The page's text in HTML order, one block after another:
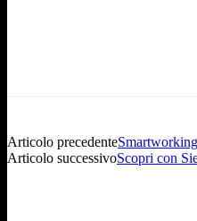
Articolo precedente
Articolo successivoScopri con